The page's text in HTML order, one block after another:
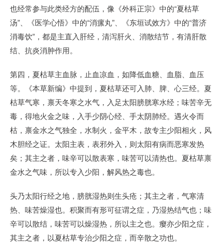
也经常参与此类经方的配伍，像《外科正宗》中的“夏枯草
汤”、《医学心悟》中的“消瘰丸”、《东垣试效方》中的“普济
消毒饮”，都是主直入肝经，清泻肝火、消散结节，有清肝散
结、抗炎消肿作用。
第四，夏枯草主血脉，止血凉血，如降低血糖、血脂、血压
等。《本草新编》中提到，夏枯草还可入肺、脾、心三经。夏
枯草气寒，禀天冬寒之水气，入足太阳膀胱寒水经；味苦辛无
毒，得地火金之味，入手少阴心经、手太阴肺经。遇火令而
枯，禀金水之气独全，水制火，金平木，故专主少阳相火，风
木胆经之证。太阳主表，表邪外入，则太阳有病而恶寒发热
矣；其主之者，味辛可以散表寒，味苦可以清热也。夏枯草禀
金水之气味，所以专入少阳，解风热之毒也。
头乃太阳行经之地，膀胱湿热则生头疮；其主之者，气寒清
热、味苦燥湿也。积聚而有形可征谓之症，乃湿热结气也；味
辛可以散结，味苦可以燥湿热，所以主之也。瘿亦少阳之症，
其主之者，以夏枯草专治少阳之症，而辛散之功也。